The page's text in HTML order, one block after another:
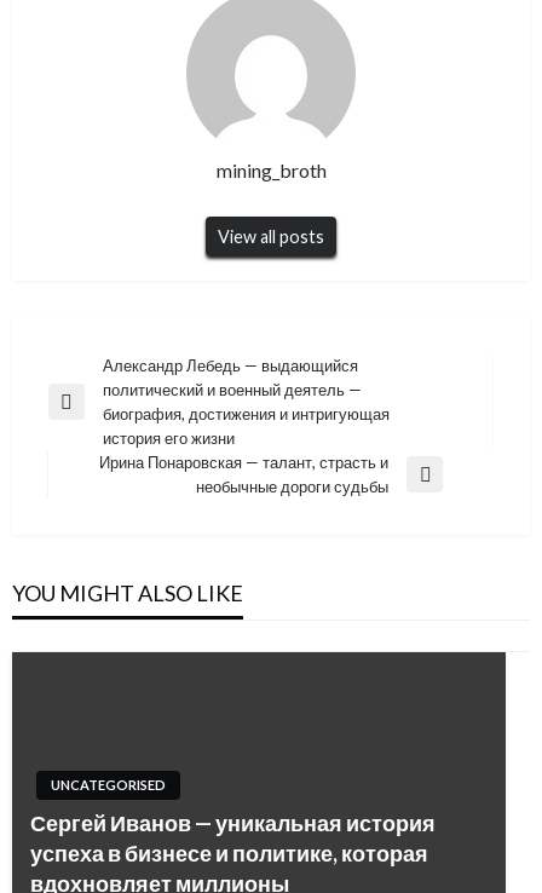
mining_broth
View all posts
Навигация
по
записям
Previous
Александр Лебедь — выдающийся
политический и военный деятель —
биография, достижения и интригующая
история его жизни
Ирина Понаровская — талант, страсть и
необычные дороги судьбы
YOU MIGHT ALSO LIKE
UNCATEGORISED
Сергей Иванов — уникальная история
успеха в бизнесе и политике, которая
вдохновляет миллионы